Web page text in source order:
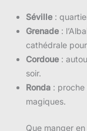
Séville :
Grenade :
cathédrale
Cordoue :
soir.
Ronda :
magiques.
Que manger